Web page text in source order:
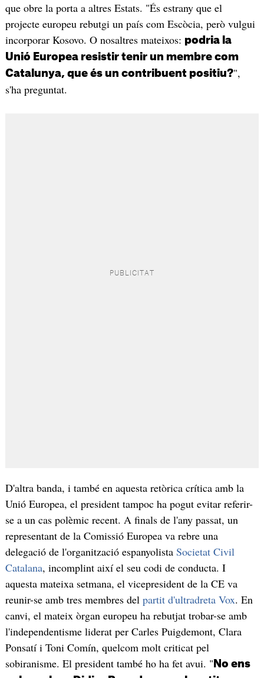
que obre la porta a altres Estats. "És estrany que el
projecte europeu rebutgi un país com Escòcia, però vulgui
incorporar Kosovo. O nosaltres mateixos: podria la
Unió Europea resistir tenir un membre com
Catalunya, que és un contribuent positiu?",
s'ha preguntat.
D'altra banda, i també en aquesta retòrica crítica amb la
Unió Europea, el president tampoc ha pogut evitar referir-
se a un cas polèmic recent. A finals de l'any passat, un
representant de la Comissió Europea va rebre una
delegació de l'organització espanyolista Societat Civil
Catalana, incomplint així el seu codi de conducta. I
aquesta mateixa setmana, el vicepresident de la CE va
reunir-se amb tres membres del partit d'ultradreta Vox. En
canvi, el mateix òrgan europeu ha rebutjat trobar-se amb
l'independentisme liderat per Carles Puigdemont, Clara
Ponsatí i Toni Comín, quelcom molt criticat pel
sobiranisme. El president també ho ha fet avui. " No ens